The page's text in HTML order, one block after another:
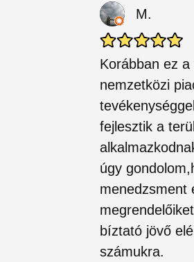
M.
Korábban ez
nemzetközi
fejlesztik a
úgy
menedzsment
bíztató jövő
számukra.